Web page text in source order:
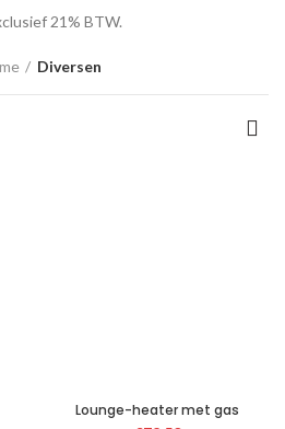
21% BTW.
Diversen
Lounge-heater met gas